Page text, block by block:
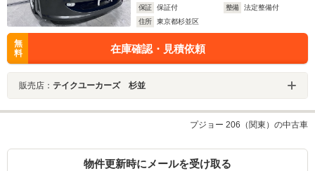
保証
保証付 整備
法定整備付
住所
東京都杉並区
無
料
在庫確認・見積依頼
販売店： テイクユーカーズ 杉並
プジョー 206（関東）の中古車
物件更新時にメールを受け取る